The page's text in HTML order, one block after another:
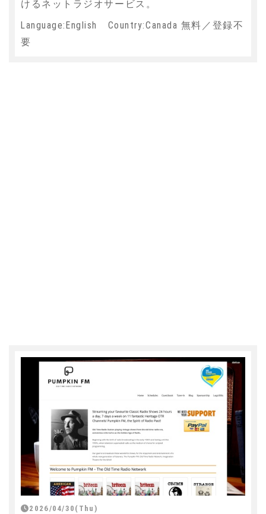
けるネットラジオサービス。
Language:English Country:Canada 無料／登録不
要
2026/04/30(Thu)